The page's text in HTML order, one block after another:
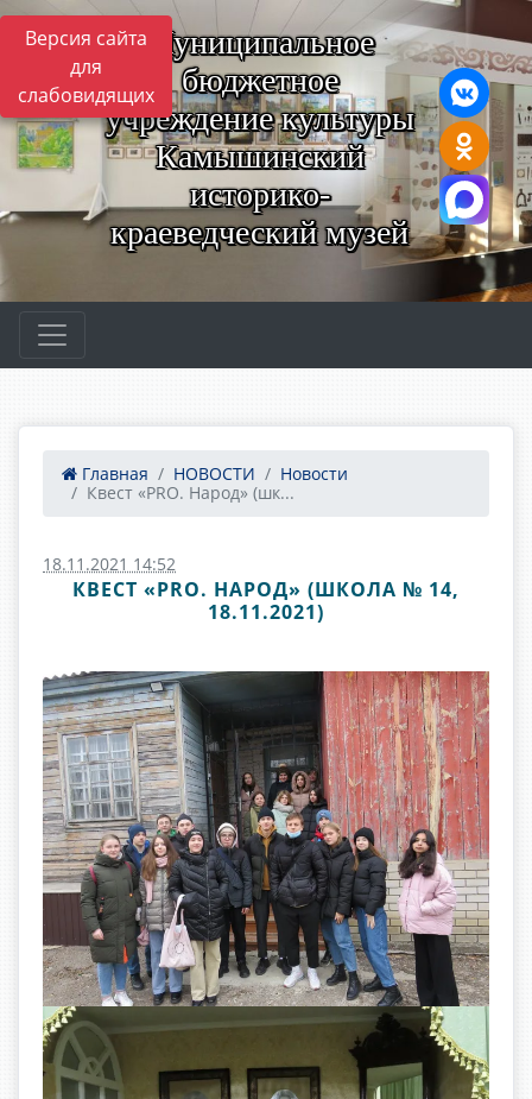
Версия сайта
для
слабовидящих
Муниципальное
бюджетное
учреждение культуры
Камышинский
историко-
краеведческий музей
Главная НОВОСТИ
Новости
Квест «PRO. Народ» (шк...
18.11.2021 14:52
КВЕСТ «PRO. НАРОД» (ШКОЛА № 14,
18.11.2021)